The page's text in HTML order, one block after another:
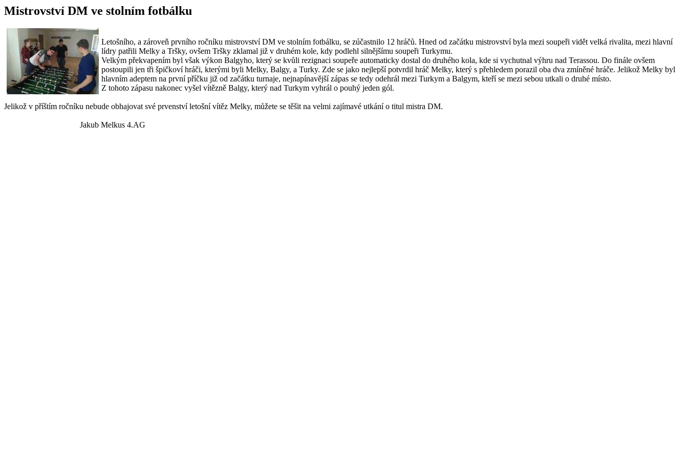
Mistrovství DM ve stolním fotbálku
Letošního, a zároveň prvního ročníku mistrovství DM ve stolním fotbálku, se zúčastnilo 12 hráčů. Hned od začátku mistrovství byla mezi soupeři vidět velká rivalita, mezi hlavní
lídry patřili Melky a Tršky, ovšem Tršky zklamal již v druhém kole, kdy podlehl silnějšímu soupeři Turkymu.
Velkým překvapením byl však výkon Balgyho, který se kvůli rezignaci soupeře automaticky dostal do druhého kola, kde si vychutnal výhru nad Terassou. Do finále ovšem
postoupili jen tři špičkoví hráči, kterými byli Melky, Balgy, a Turky. Zde se jako nejlepší potvrdil hráč Melky, který s přehledem porazil oba dva zmíněné hráče. Jelikož Melky byl
hlavním adeptem na první příčku již od začátku turnaje, nejnapínavější zápas se tedy odehrál mezi Turkym a Balgym, kteří se mezi sebou utkali o druhé místo.
Z tohoto zápasu nakonec vyšel vítězně Balgy, který nad Turkym vyhrál o pouhý jeden gól.
Jelikož v příštím ročníku nebude obhajovat své prvenství letošní vítěz Melky, můžete se těšit na velmi zajímavé utkání o titul mistra DM.
Jakub Melkus 4.AG